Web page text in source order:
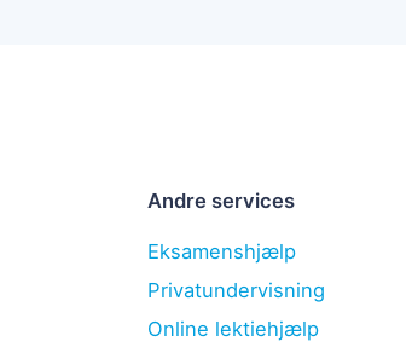
Andre services
Eksamenshjælp
Privatundervisning
Online lektiehjælp